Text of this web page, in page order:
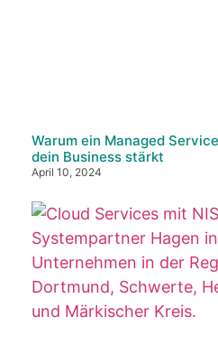
Warum ein Managed
dein Business stärkt
April 10, 2024